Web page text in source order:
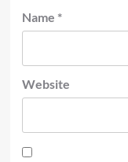
Name *
Website